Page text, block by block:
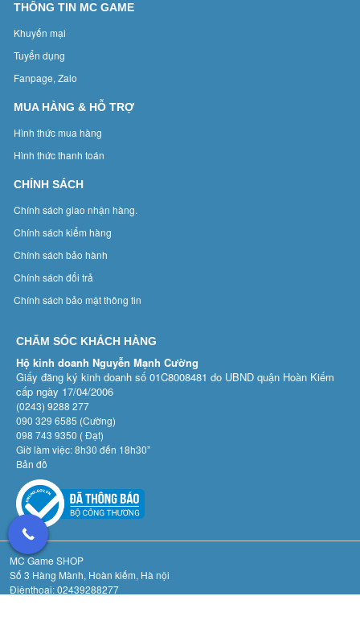
THÔNG TIN MC GAME
Khuyến mại
Tuyển dụng
Fanpage, Zalo
MUA HÀNG & HỖ TRỢ
Hình thức mua hàng
Hình thức thanh toán
CHÍNH SÁCH
Chính sách giao nhận hàng.
Chính sách kiểm hàng
Chính sách bảo hành
Chính sách đổi trả
Chính sách bảo mật thông tin
CHĂM SÓC KHÁCH HÀNG
Hộ kinh doanh Nguyễn Mạnh Cường
Giấy đăng ký kinh doanh số 01C8008481 do UBND quận Hoàn Kiếm
cấp ngày 17/04/2006
(0243) 9288 277
090 329 6585 (Cường)
098 743 9350 ( Đạt)
Giờ làm việc: 8h30 đến 18h30”
Bản đồ
MC Game SHOP
Số 3 Hàng Mành, Hoàn kiếm, Hà nội
Điệnthoại: 02439288277